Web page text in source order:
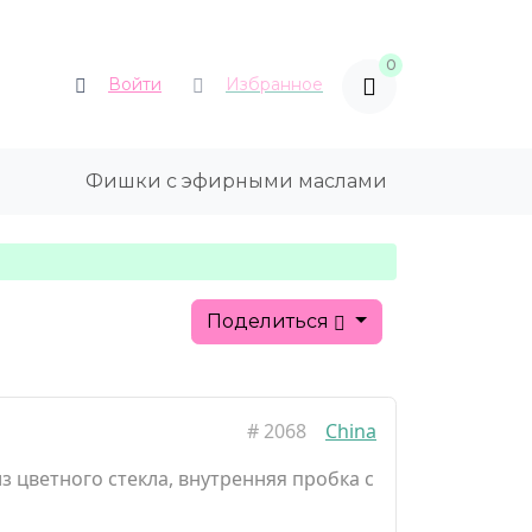
Войти Избранное
0
Фишки с эфирными маслами
Поделиться
# 2068
China
цветного стекла, внутренняя пробка с